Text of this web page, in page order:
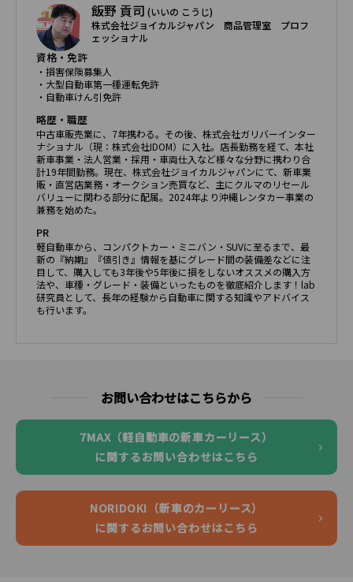
飯野 貢司 (いいの こうじ)
株式会社ジョイカルジャパン 商品管理室 プロフ
ェッショナル
資格・免許
・損害保険募集人
・大型自動車第一種運転免許
・自動車けん引免許
略歴・職歴
中古車販売業に、7年携わる。その後、株式会社ガリバーインター
ナショナル（現：株式会社IDOM）に入社。店長勤務を経て、本社
新車事業・法人営業・採用・車両仕入など様々な分野に携わり合
計19年間勤務。現在、株式会社ジョイカルジャパンにて、新車業
販・直営店業務・オークション売買など、主にクルマのリセール
バリューに関わる部分に配属。2024年より沖縄レンタカー事業の
兼務を始めた。
PR
軽自動車から、コンパクトカー・ミニバン・SUVに至るまで、最
新の『納期』『値引き』情報を基にグレード間の装備差などに注
目して、購入しても3年後や5年後に損をしないオススメの購入方
法や、車種・グレード・装備といったものを徹底紹介します！lab
研究員として、長年の経験から自動車に関する知識やアドバイス
も行います。
お問い合わせはこちらから
7MAX（軽自動車の新車カーリース）
に関するお問い合わせはこちら
NORIDOKI（新車のカーリース）
に関するお問い合わせはこちら